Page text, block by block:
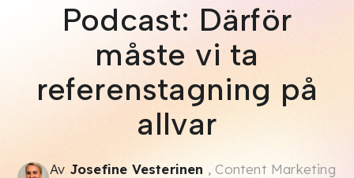
Podcast: Därför
måste vi ta
referenstagning på
allvar
Av Josefine Vesterinen , Content Marketing